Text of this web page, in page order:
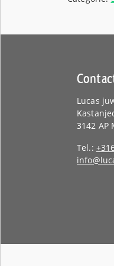
Lucas
3142 AP
Tel.: